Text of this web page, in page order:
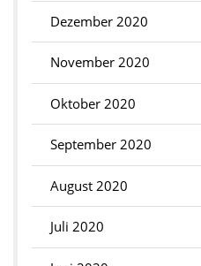
Dezember 2020
November 2020
Oktober 2020
September 2020
August 2020
Juli 2020